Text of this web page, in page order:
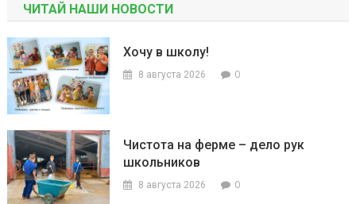
ЧИТАЙ НАШИ НОВОСТИ
Хочу в школу!
8 августа 2026 0
Чистота на ферме – дело рук
школьников
8 августа 2026 0